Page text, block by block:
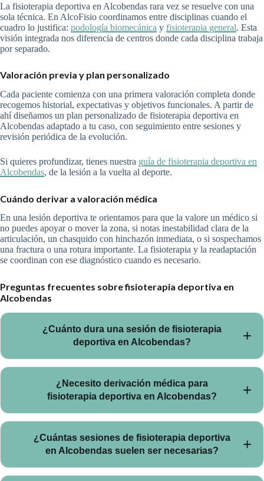
La fisioterapia deportiva en Alcobendas rara vez se resuelve con una
sola técnica. En AlcoFisio coordinamos entre disciplinas cuando el
cuadro lo justifica: podología biomecánica y fisioterapia general. Esta
visión integrada nos diferencia de centros donde cada disciplina trabaja
por separado.
Valoración previa y plan personalizado
Cada paciente comienza con una primera valoración completa donde
recogemos historial, expectativas y objetivos funcionales. A partir de
ahí diseñamos un plan personalizado de fisioterapia deportiva en
Alcobendas adaptado a tu caso, con seguimiento entre sesiones y
revisión periódica de la evolución.
Si quieres profundizar, tienes nuestra guía de fisioterapia deportiva en
Alcobendas, de la lesión a la vuelta al deporte.
Cuándo derivar a valoración médica
En una lesión deportiva te orientamos para que la valore un médico si
no puedes apoyar o mover la zona, si notas inestabilidad clara de la
articulación, un chasquido con hinchazón inmediata, o si sospechamos
una fractura o una rotura importante. La fisioterapia y la readaptación
se coordinan con ese diagnóstico cuando es necesario.
Preguntas frecuentes sobre fisioterapia deportiva en
Alcobendas
¿Cuánto dura una sesión de fisioterapia
deportiva en Alcobendas?
60 minutos, suficientes para realizar valoración, tratamiento
y plan de ejercicios sin prisas.
¿Necesito derivación médica para
fisioterapia deportiva en Alcobendas?
deportiva en Alcobendas reservando cita online o por
teléfono. Si traes informes médicos previos, los integramos
en la valoración inicial.
¿Cuántas sesiones de fisioterapia deportiva
en Alcobendas suelen ser necesarias?